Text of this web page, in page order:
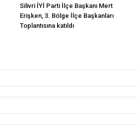
Silivri İYİ Parti İlçe Başkanı Mert
Erişken, 3. Bölge İlçe Başkanları
Toplantısına katıldı